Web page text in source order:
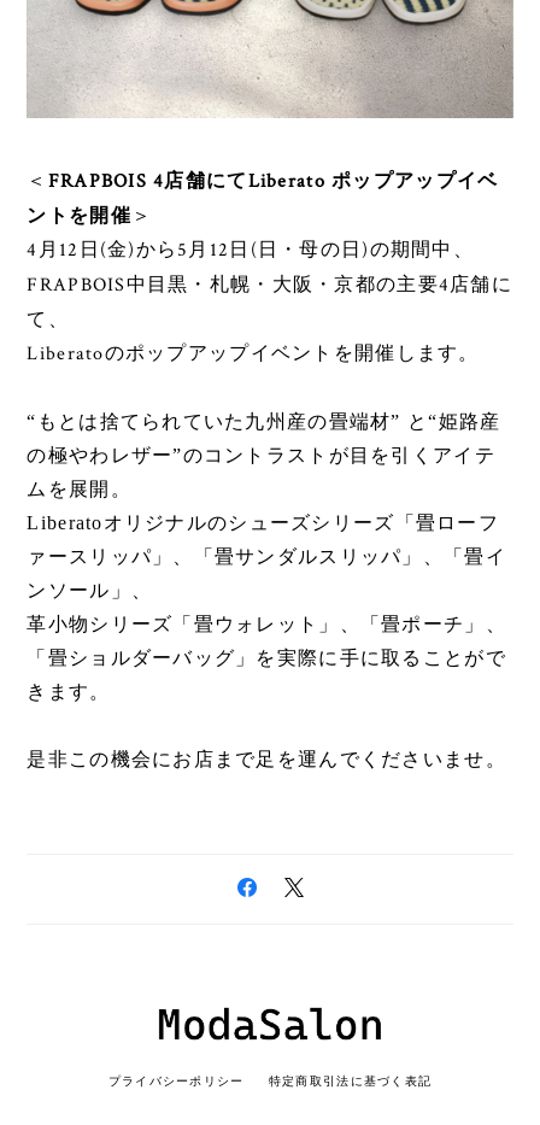
＜ FRAPBOIS 4店舗にてLiberatoポップアップイベ
ントを開催 ＞
4 月 12 日 (金)から 5 月 12 日 ( 日・母の日)の期間中、
FRAPBOIS中目黒・札幌・大阪・京都の主要4 店舗に
て、
Liberatoのポップアップイベントを開催します。
“もとは捨てられていた九州産の畳端材” と“姫路産
の極やわレザー”のコントラストが目を引くアイテ
ムを展開。
Liberatoオリジナルのシューズシリーズ「畳ローフ
ァースリッパ」、「畳サンダルスリッパ」、「畳イ
ンソール」、
革小物シリーズ「畳ウォレット」、「畳ポーチ」、
「畳ショルダーバッグ」を実際に手に取ることがで
きます。
是非この機会にお店まで足を運んでくださいませ。
プライバシーポリシー 特定商取引法に基づく表記